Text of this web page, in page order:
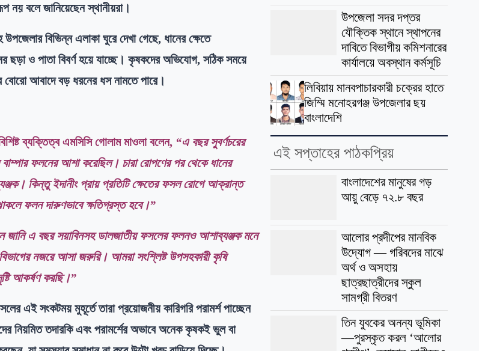
বলে জানিয়েছেন স্থানীয়রা।
বিভিন্ন এলাকা ঘুরে দেখা গেছে, ধানের ক্ষেতে
ছড়া ও পাতা বিবর্ণ হয়ে যাচ্ছে। কৃষকদের অভিযোগ, সঠিক সময়ে
বোরো আবাদে বড় ধরনের ধস নামতে পারে।
বিশিষ্ট ব্যক্তিত্ব এমসিসি গোলাম মাওলা বলেন, “এ বছর সুবর্ণচরের
ফলনের আশা করেছিল। চারা রোপণের পর থেকে ধানের
কিন্তু ইদানীং প্রায় প্রতিটি ক্ষেতের ফসল রোগে আক্রান্ত
ফলন দারুণভাবে ক্ষতিগ্রস্ত হবে।”
জানি এ বছর সয়াবিনসহ ডালজাতীয় ফসলের ফলনও আশাব্যঞ্জক মনে
নজরে আসা জরুরি। আমরা সংশ্লিষ্ট উপসহকারী কৃষি
আকর্ষণ করছি।”
এই সংকটময় মুহূর্তে তারা প্রয়োজনীয় কারিগরি পরামর্শ পাচ্ছেন
নিয়মিত তদারকি এবং পরামর্শের অভাবে অনেক কৃষকই ভুল বা
উপজেলা সদর দপ্তর
যৌক্তিক স্থানে স্থাপনের
দাবিতে বিভাগীয় কমিশনারের
কার্যালয়ে অবস্থান কর্মসূচি
লিবিয়ায় মানবপাচারকারী চক্রের হাতে
জিম্মি মনোহরগঞ্জ উপজেলার ছয়
বাংলাদেশি
এই সপ্তাহের পাঠকপ্রিয়
বাংলাদেশের মানুষের গড়
আয়ু বেড়ে ৭২.৮ বছর
আলোর প্রদীপের মানবিক
উদ্যোগ — গরিবদের মাঝে
অর্থ ও অসহায়
ছাত্রছাত্রীদের স্কুল
সামগ্রী বিতরণ
তিন যুবকের অনন্য ভূমিকা
—পুরস্কৃত করল ‘আলোর